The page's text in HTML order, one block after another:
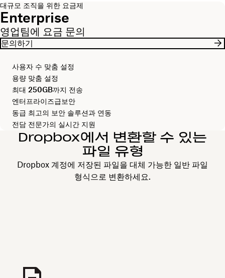
대규모 조직을 위한 요금제
Enterprise
영업팀에 요금 문의
문의하기
사용자 수 맞춤 설정
용량 맞춤 설정
최대 250GB까지 전송
엔터프라이즈급보안
동급 최고의 보안 솔루션과 연동
전담 전문가의 실시간 지원
Dropbox에서 변환할 수 있는
파일 유형
Dropbox 계정에 저장된 파일을 대체 가능한 일반 파일
형식으로 변환하세요.